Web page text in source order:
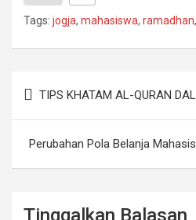
Tags: jogja, mahasiswa, ramadhan,
pos
TIPS KHATAM AL-QURAN
Perubahan Pola Belanja
Tinggalkan Balasan